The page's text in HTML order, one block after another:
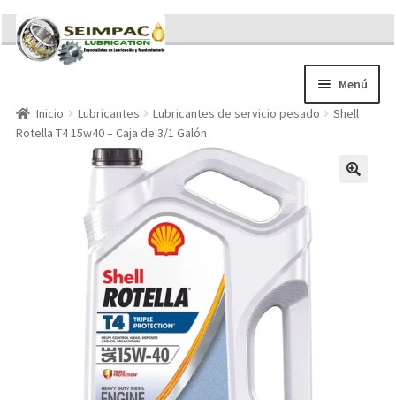
Ir
a
Ir
al
contenido
Menú
Sobre nosotros
Brochures
Contacto/Solicitar Cotización
Refacciones
Memorándum COVID-19
Inicio Lubricantes Lubricantes de servicio pesado
Shell
Rotella T4 15w40 – Caja de 3/1 Galón